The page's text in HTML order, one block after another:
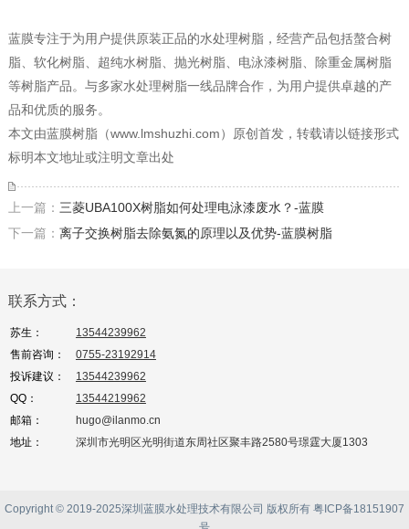
蓝膜专注于为用户提供原装正品的水处理树脂，经营产品包括螯合树
脂、软化树脂、超纯水树脂、抛光树脂、电泳漆树脂、除重金属树脂
等树脂产品。与多家水处理树脂一线品牌合作，为用户提供卓越的产
品和优质的服务。
本文由蓝膜树脂（www.lmshuzhi.com）原创首发，转载请以链接形式
标明本文地址或注明文章出处
上一篇： 三菱UBA100X树脂如何处理电泳漆废水？-蓝膜
下一篇： 离子交换树脂去除氨氮的原理以及优势-蓝膜树脂
联系方式：
苏生：
13544239962
售前咨询：
0755-23192914
投诉建议：
13544239962
QQ：
13544219962
邮箱：
hugo@ilanmo.cn
地址：
深圳市光明区光明街道东周社区聚丰路2580号璟霆大厦1303
Copyright © 2019-2025深圳蓝膜水处理技术有限公司 版权所有 粤ICP备18151907